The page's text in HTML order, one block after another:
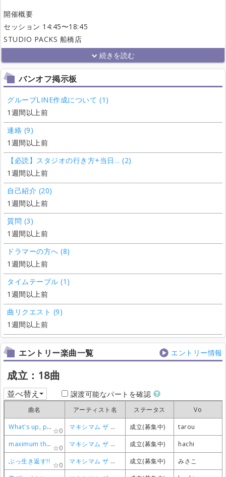
開催概要
セッション 14:45〜18:45
STUDIO PACKS 船橋店
バンオフ掲示板
グループLINE作成について (1)
1週間以上前
連絡 (9)
1週間以上前
【必読】スタジオの行き方+当日... (2)
1週間以上前
自己紹介 (20)
1週間以上前
質問 (3)
1週間以上前
ドラマーの方へ (8)
1週間以上前
タイムテーブル (1)
1週間以上前
曲リクエスト (9)
1週間以上前
エントリー楽曲一覧 エントリー情報
成立：18曲
並べ替え 譲渡可能なパートを確認
曲名 アーティスト名 ステータス
Vo
What's up, people?!
0 マキシマム ザ ホルモン 成立(募集中)
tarou
maximum the hormone
0 マキシマム ザ ホルモン 成立(募集中)
hachi
ぶっ生き返す!!
0 マキシマム ザ ホルモン 成立(募集中)
みさこ
曲名 アーティスト名 ステータス
Vo
What's up, people?!
0 マキシマム ザ ホルモン 成立(募集中)
tarou
maximum the hormone
0 マキシマム ザ ホルモン 成立(募集中)
hachi
ぶっ生き返す!!
0 マキシマム ザ ホルモン 成立(募集中)
みさこ
曲名 アーティスト名 ステータス
Vo
What's up, people?!
0 マキシマム ザ ホルモン 成立(募集中)
tarou
maximum the hormone
0 マキシマム ザ ホルモン 成立(募集中)
hachi
ぶっ生き返す!!
0 マキシマム ザ ホルモン 成立(募集中)
みさこ
曲名 アーティスト名 ステータス
Vo
What's up, people?!
0 マキシマム ザ ホルモン 成立(募集中)
tarou
maximum the hormone
0 マキシマム ザ ホルモン 成立(募集中)
hachi
ぶっ生き返す!!
0 マキシマム ザ ホルモン 成立(募集中)
みさこ